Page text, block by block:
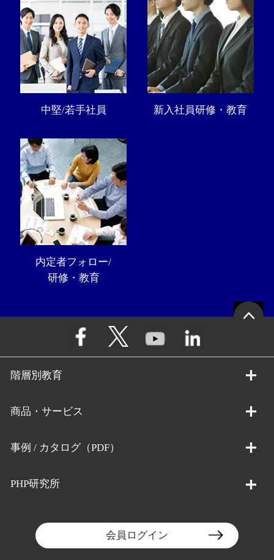
中堅/若手社員 新入社員研修・教育
内定者フォロー/
研修・教育
階層別教育
商品・サービス
事例 / カタログ（PDF）
PHP研究所
会員ログイン